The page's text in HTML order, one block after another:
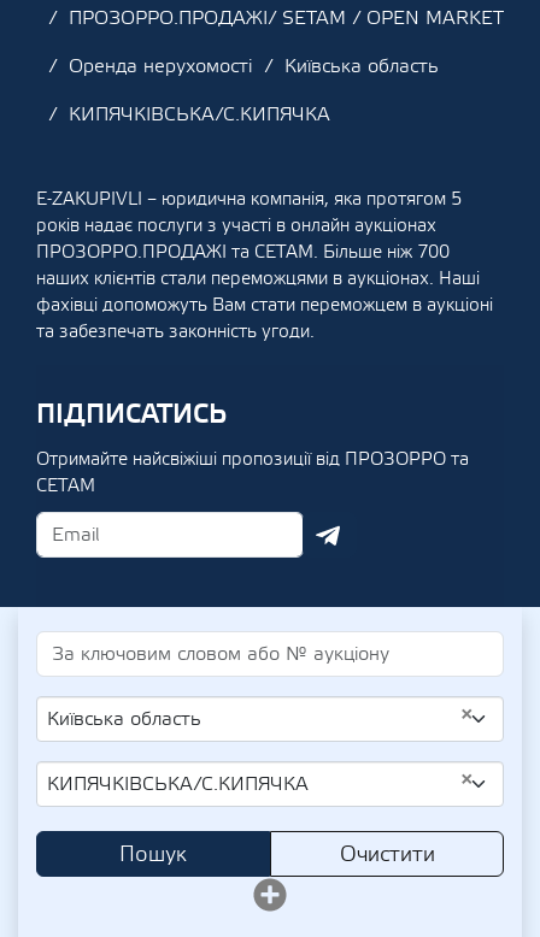
ПРОЗОРРО.ПРОДАЖІ/ SETAM / OPEN MARKET
Оренда нерухомості
Київська область
КИПЯЧКІВСЬКА/С.КИПЯЧКА
E-ZAKUPIVLI – юридична компанія, яка протягом 5
років надає послуги з участі в онлайн аукціонах
ПРОЗОРРО.ПРОДАЖІ та СЕТАМ. Більше ніж 700
наших клієнтів стали переможцями в аукціонах. Наші
фахівці допоможуть Вам стати переможцем в аукціоні
та забезпечать законність угоди.
ПІДПИСАТИСЬ
Отримайте найсвіжіші пропозиції від ПРОЗОРРО та
СЕТАМ
×
Київська область
×
КИПЯЧКІВСЬКА/С.КИПЯЧКА
Пошук Очистити